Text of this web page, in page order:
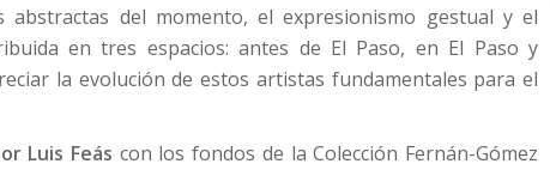
abstractas del momento, el expresionismo gestual y el
en tres espacios: antes de El Paso, en El Paso y
la evolución de estos artistas fundamentales para el
Luis Feás con los fondos de la Colección Fernán-Gómez